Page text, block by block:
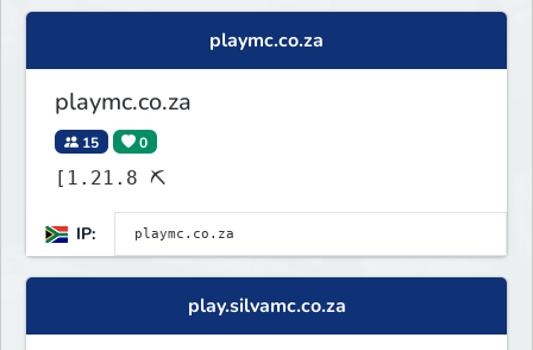
playmc.co.za
playmc.co.za
15 0
[1.21.8 ⛏
IP:
play.silvamc.co.za